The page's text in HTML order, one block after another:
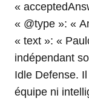
«
« @type »: «
« text »: «
indépendant
Idle Defense.
équipe ni